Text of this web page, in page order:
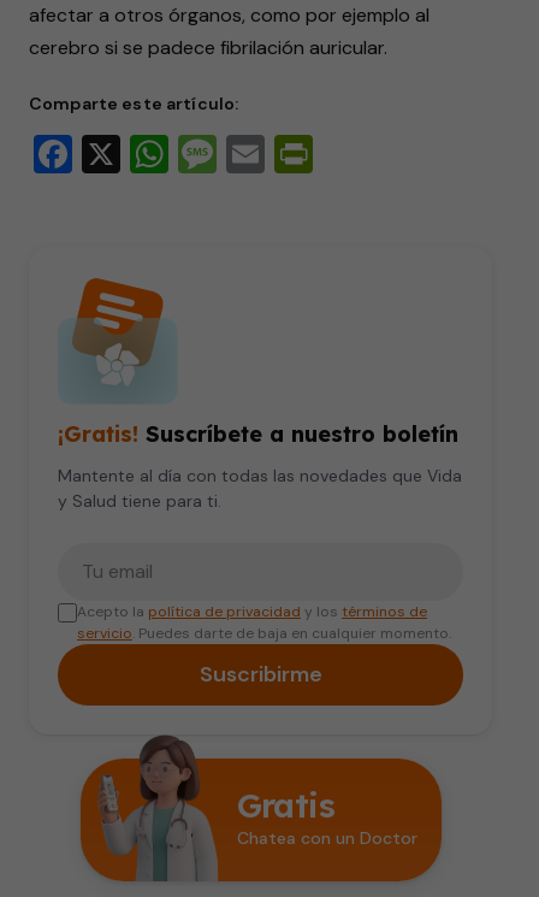
seconds
afectar a otros órganos, como por ejemplo al
cerebro si se padece fibrilación auricular.
Comparte este artículo:
Facebook
X WhatsApp
Message
Email
¡Gratis! Suscríbete a nuestro boletín
Mantente al día con todas las novedades que Vida
y Salud tiene para ti.
Acepto la política de privacidad y los términos de
servicio. Puedes darte de baja en cualquier momento.
Suscribirme
Gratis
Chatea con un Doctor